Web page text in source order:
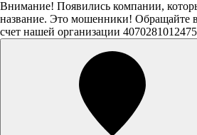
Внимание! Появились компании,
название. Это мошенники! Обращайте
счет нашей организации